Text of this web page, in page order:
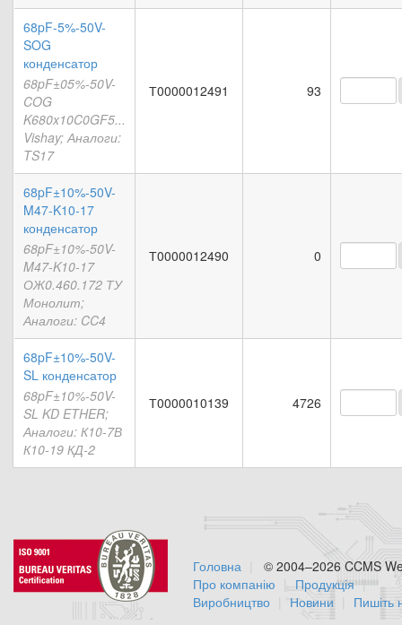
68pF-5%-50V-
SOG
конденсатор
68pF±05%-50V-
COG
K680x10C0GF5...
Vishay; Аналоги:
TS17
Т0000012491 93
68pF±10%-50V-
M47-K10-17
конденсатор
68pF±10%-50V-
M47-K10-17
ОЖ0.460.172 ТУ
Монолит;
Аналоги: CC4
Т0000012490 0
68pF±10%-50V-
SL конденсатор
68pF±10%-50V-
SL KD ETHER;
Аналоги: К10-7В
К10-19 КД-2
Т0000010139 4726
© 2004–2026 CCMS
Головна
Про компанію
Продукція
Виробництво
Новини Пишіть